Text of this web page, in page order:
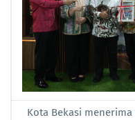
Kota Bekasi